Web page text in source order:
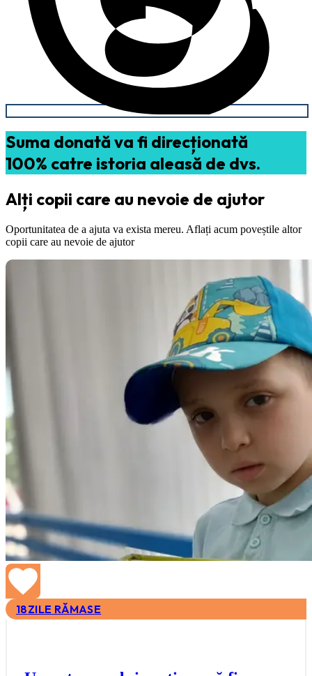
Suma donată va fi direcționată
100% catre istoria aleasă de dvs.
Alți copii care au nevoie de ajutor
Oportunitatea de a ajuta va exista mereu. Aflați acum poveștile altor
copii care au nevoie de ajutor
18ZILE RĂMASE